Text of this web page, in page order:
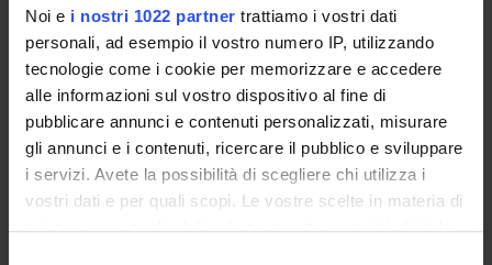
Noi e i nostri 1022 partner trattiamo i vostri dati
personali, ad esempio il vostro numero IP, utilizzando
tecnologie come i cookie per memorizzare e accedere
alle informazioni sul vostro dispositivo al fine di
pubblicare annunci e contenuti personalizzati, misurare
gli annunci e i contenuti, ricercare il pubblico e sviluppare
i servizi. Avete la possibilità di scegliere chi utilizza i
vostri dati e per quali scopi. Le vostre scelte in materia di
privacy sono applicabili solo su questa proprietà digitale
somministrati
&#61623; Fitness (verifica statistica) tra modello teorico e
modello empirico.
&#61623; Pubblicazioni
&#61623; Interventi a convegni
Bibliografia essenziale
Bachman L. F., (1990), Fundamental considerations in
language testing, Oxford: Oxford University Press.